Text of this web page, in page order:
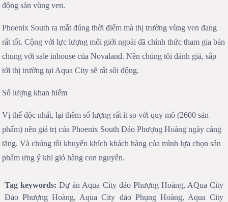
động sản vùng ven.
Phoenix South ra mắt đúng thời điểm mà thị trường vùng ven đang
rất tốt. Cộng với lực lượng môi giới ngoài đã chính thức tham gia bán
chung với sale inhouse của Novaland. Nên chúng tôi đánh giá, sắp
tới thị trường tại Aqua City sẽ rất sôi động.
Số lượng khan hiếm
Vị thế độc nhất, lại thêm số lượng rất ít so với quy mô (2600 sản
phẩm) nên giá trị của Phoenix South Đảo Phượng Hoàng ngày càng
tăng. Và chúng tôi khuyến khích khách hàng của mình lựa chọn sản
phẩm ưng ý khi giỏ hàng con nguyên.
Tag keywords:Dự án Aqua City đảo Phượng Hoàng, AQua City
Đảo Phượng Hoàng, Aqua City đảo Phụng Hoàng, Aqua City
Tin vui cho nhà đầu tư Aqua City khi có tin đầu tư đường liên
Đã có trung tâm bất động sản ngay tại Aqua City Đồng Nai
của Novaland